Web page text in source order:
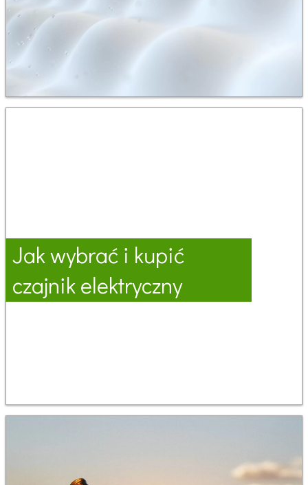
Jak wybrać i kupić
czajnik elektryczny